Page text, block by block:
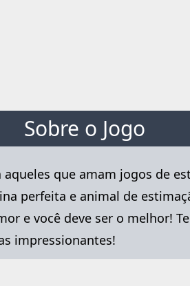
Sobre o Jogo
que amam jogos de
perfeita e animal de
e você deve ser o melhor!
impressionantes!